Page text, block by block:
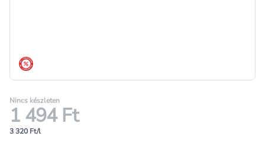
árréscsökkentés
Nincs készleten
1 494 Ft
3 320 Ft/l